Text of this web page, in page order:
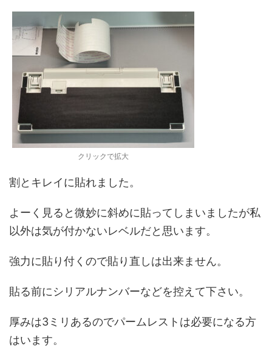
クリックで拡大
割とキレイに貼れました。
よーく見ると微妙に斜めに貼ってしまいましたが私
以外は気が付かないレベルだと思います。
強力に貼り付くので貼り直しは出来ません。
貼る前にシリアルナンバーなどを控えて下さい。
厚みは3ミリあるのでパームレストは必要になる方
はいます。